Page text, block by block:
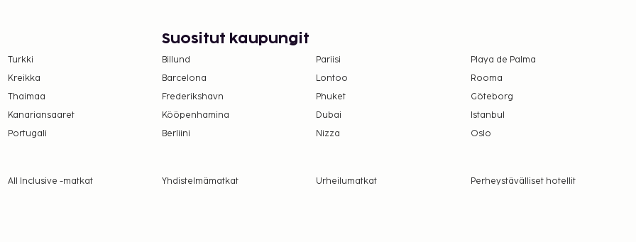
ja myyntiautomaatti.
aikoina).
maksut.
yö. Tätä veroa ei
Turkki
Kreikka
Thaimaa
Kanariansaaret
Portugali
Suositut kaupungit
Billund Pariisi
Playa de Palma
Barcelona
Lontoo
Rooma
Frederikshavn
Phuket
Göteborg
Kööpenhamina
Dubai
Istanbul
Berliini
Nizza Oslo
All Inclusive -matkat Yhdistelmämatkat Urheilumatkat
Perheystävälliset hotellit